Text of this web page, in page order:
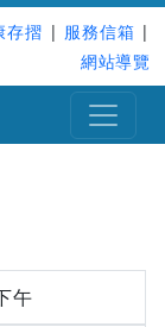
存摺 | 服務信箱 |
網站導覽
午